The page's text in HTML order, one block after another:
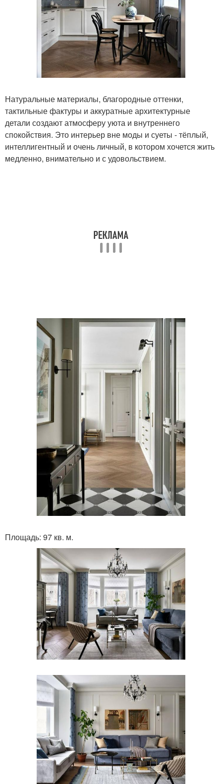
Натуральные материалы, благородные оттенки,
тактильные фактуры и аккуратные архитектурные
детали создают атмосферу уюта и внутреннего
спокойствия. Это интерьер вне моды и суеты - тёплый,
интеллигентный и очень личный, в котором хочется жить
медленно, внимательно и с удовольствием.
Площадь: 97 кв. м.